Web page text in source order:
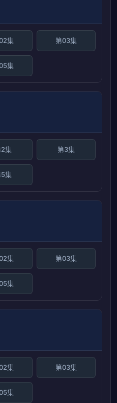
集 第03集
集
2集 第3集
5集
集 第03集
集
集 第03集
集